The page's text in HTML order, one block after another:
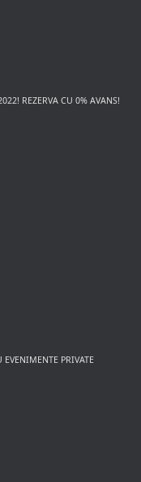
REZERVA CU 0% AVANS!
EVENIMENTE PRIVATE